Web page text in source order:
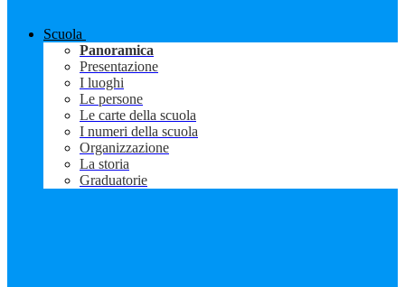
Scuola
Panoramica
Presentazione
I luoghi
Le persone
Le carte della scuola
I numeri della scuola
Organizzazione
La storia
Graduatorie